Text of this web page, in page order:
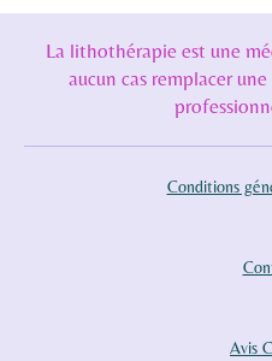
La lithothérapie est une
aucun cas remplacer
Conditions
Avis